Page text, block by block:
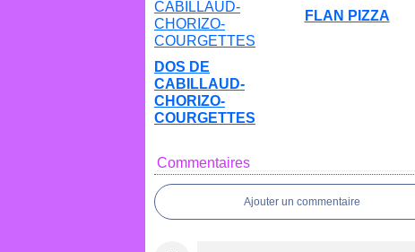
DOS DE
CABILLAUD-
CHORIZO-
COURGETTES
FLAN PIZZA
Commentaires
Ajouter un commentaire